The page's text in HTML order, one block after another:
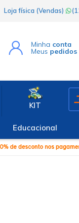
física (Vendas)
Minha conta
Meus pedidos
KIT
Educacional